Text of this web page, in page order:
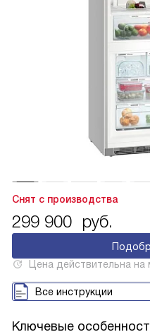
Снят с производства
299 900 руб.
Цена действительна
Все инструкции
Ключевые